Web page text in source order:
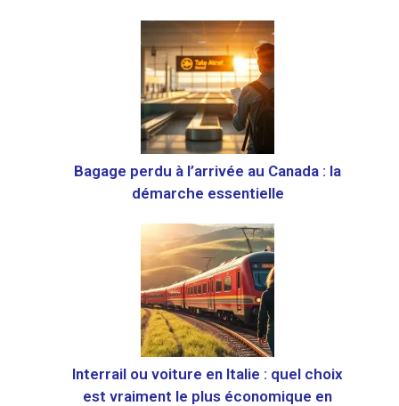
Bagage perdu à l’arrivée au Canada : la
démarche essentielle
Interrail ou voiture en Italie : quel choix
est vraiment le plus économique en